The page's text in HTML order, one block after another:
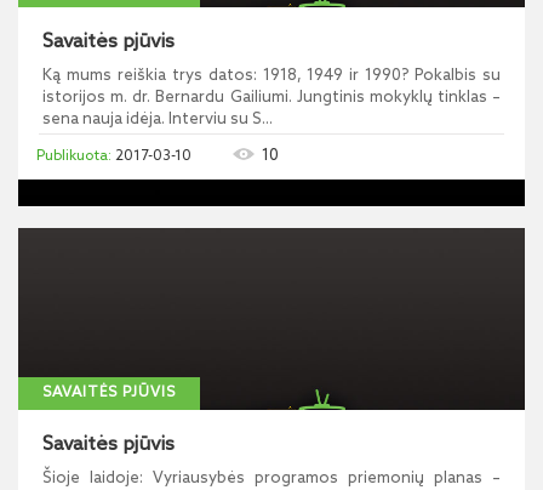
Savaitės pjūvis
Ką mums reiškia trys datos: 1918, 1949 ir 1990? Pokalbis su
istorijos m. dr. Bernardu Gailiumi. Jungtinis mokyklų tinklas –
sena nauja idėja. Interviu su S...
2017-03-10 10
SAVAITĖS PJŪVIS
Savaitės pjūvis
Šioje laidoje: Vyriausybės programos priemonių planas –